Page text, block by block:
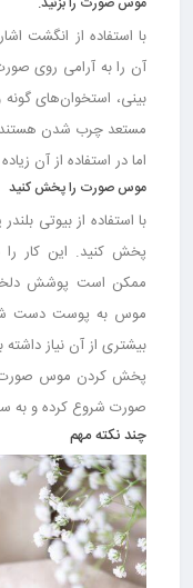
با استفاده از انگشت
آن را به آرامی روی
بینی، استخوان‌های گونه
مستعد چرب شدن هستند.
اما در استفاده از آن
موس صورت را پخش کنید
با استفاده از بیوتی
پخش کنید. این کار را
ممکن است پوشش
موس به پوست دست
بیشتری از آن نیاز داشته
پخش کردن موس صورت
صورت شروع کرده و به
چند نکته مهم